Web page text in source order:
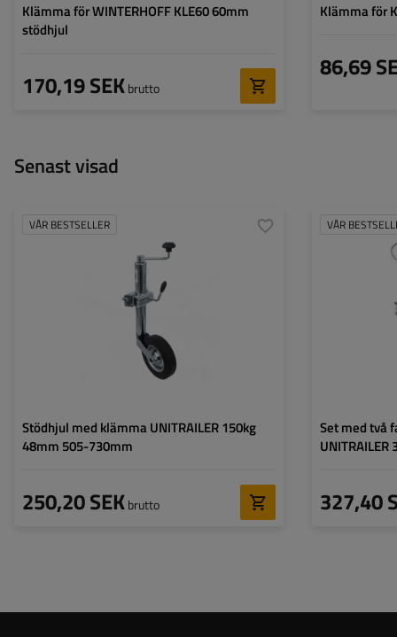
Klämma för WINTERHOFF KLE60 60mm
stödhjul
170,19 SEKbrutto
Klämma för
86,69
Senast visad
VÅR BESTSELLER
Stödhjul med klämma UNITRAILER 150kg
48mm 505-730mm
250,20 SEKbrutto
150 kg
505 - 730 mm
standard
VÅR
Set med två
327,40
Maximal bärkraft: